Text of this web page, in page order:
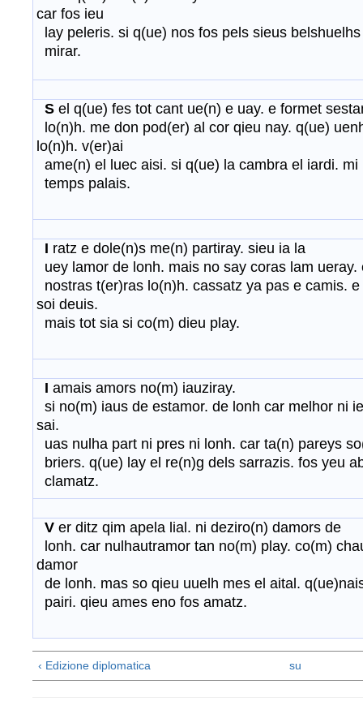
car fos ieu
lay peleris. si q(ue) nos fos pels sieus
mirar.
S el q(ue) fes tot cant ue(n) e uay. e formet
lo(n)h. me don pod(er) al cor qieu nay. q(ue)
lo(n)h. v(er)ai
ame(n) el luec aisi. si q(ue) la cambra el iardi.
temps palais.
I ratz e dole(n)s me(n) partiray. sieu ia la
uey lamor de lonh. mais no say coras lam ueray.
nostras t(er)ras lo(n)h. cassatz ya pas e camis.
soi deuis.
mais tot sia si co(m) dieu play.
I amais amors no(m) iauziray.
si no(m) iaus de estamor. de lonh car melhor ni
sai.
uas nulha part ni pres ni lonh. car ta(n) pareys
briers. q(ue) lay el re(n)g dels sarrazis. fos yeu
clamatz.
V er ditz qim apela lial. ni deziro(n) damors de
lonh. car nulhautramor tan no(m) play. co(m)
damor
de lonh. mas so qieu uuelh mes el aital.
pairi. qieu ames eno fos amatz.
‹ Edizione diplomatica su